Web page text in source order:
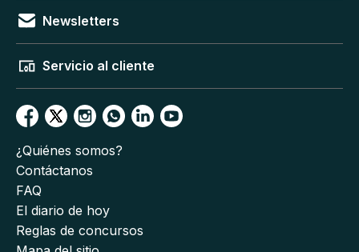
Newsletters
Servicio al cliente
¿Quiénes somos?
Contáctanos
FAQ
El diario de hoy
Reglas de concursos